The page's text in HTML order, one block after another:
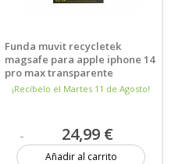
Funda muvit recycletek
magsafe para apple iphone 14
pro max transparente
¡Recíbelo el Martes 11 de Agosto!
24,99 €
Añadir al carrito